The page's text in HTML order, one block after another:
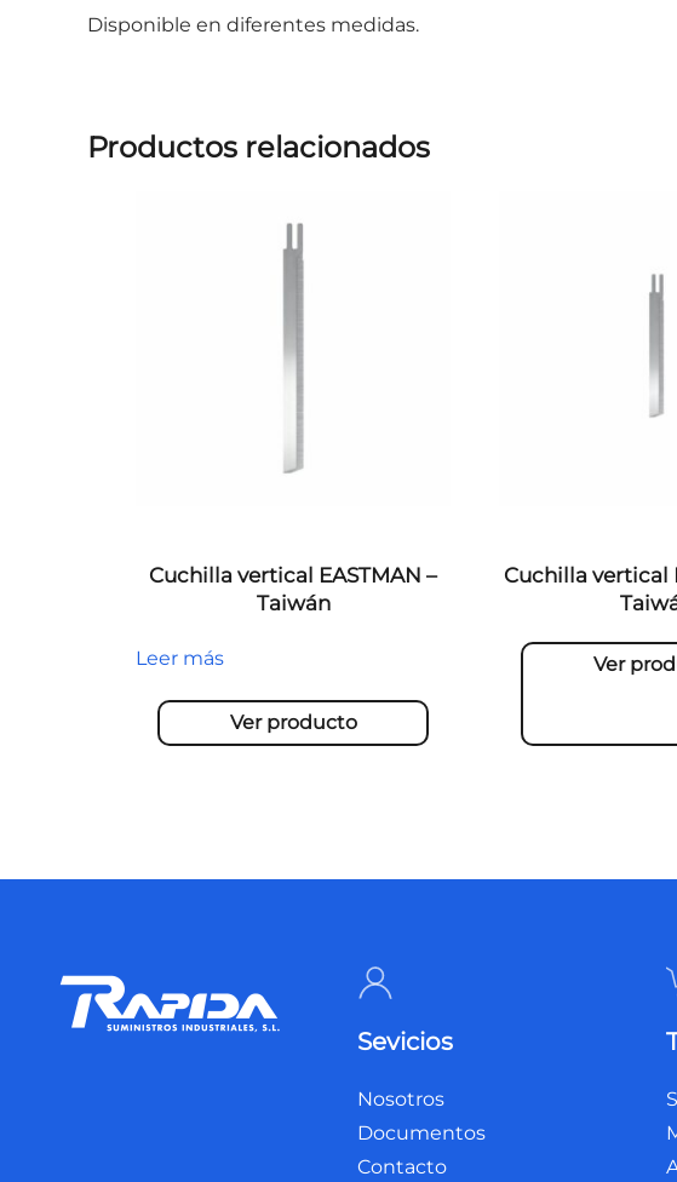
Disponible en diferentes medidas.
Productos relacionados
Cuchilla vertical EASTMAN –
Taiwán
Leer más
Ver producto
Cuchilla vertical
Ver
Sevicios
Nosotros
Documentos
Contacto